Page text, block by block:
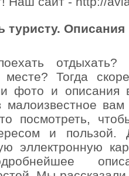
туристу.
месте? Тогда
фото и описания
малоизвестное
посмотреть,
и пользой.
эллектронную